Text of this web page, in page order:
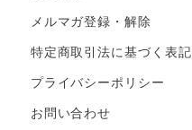
メルマガ登録・解除
特定商取引法に基づく表記
プライバシーポリシー
お問い合わせ